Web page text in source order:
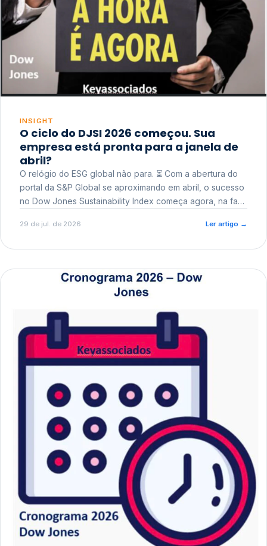
INSIGHT
O ciclo do DJSI 2026 começou. Sua
empresa está pronta para a janela de
abril?
O relógio do ESG global não para. ⏳ Com a abertura do
portal da S&P Global se aproximando em abril, o sucesso
no Dow Jones Sustainability Index começa agora, na fase
29 de jul. de 2026 Ler artigo →